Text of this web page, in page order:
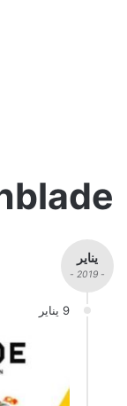
يناير
- 2019 -
9 يناير